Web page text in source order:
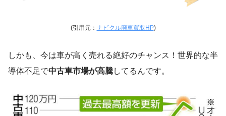
(引用元： ナビクル廃車買取HP)
しかも、今は車が高く売れる絶好のチャンス！世界的な半
導体不足で中古車市場が高騰してるんです。